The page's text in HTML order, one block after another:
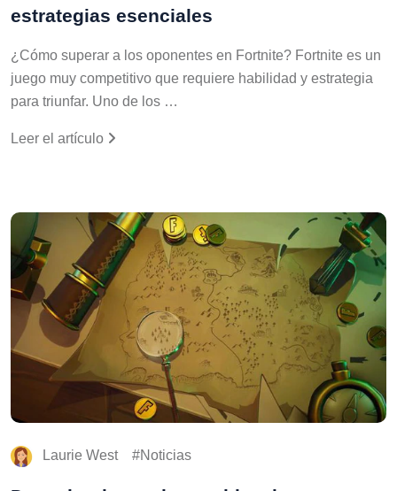
estrategias esenciales
¿Cómo superar a los oponentes en Fortnite? Fortnite es un
juego muy competitivo que requiere habilidad y estrategia
para triunfar. Uno de los …
Leer el artículo
Laurie West Noticias